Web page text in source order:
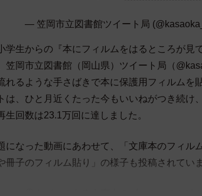
— 笠岡市立図書館ツイート局
生からの『本にフィルムをはるところが見
笠岡市立図書館（岡山県）ツイート局（
れるような手さばきで本に保護用フィルムを
は、ひと月近くたった今もいいねがつき続け
生回数は23.1万回に達しました。
なった動画にあわせて、「文庫本のフィル
冊子のフィルム貼り」の様子も投稿されていま